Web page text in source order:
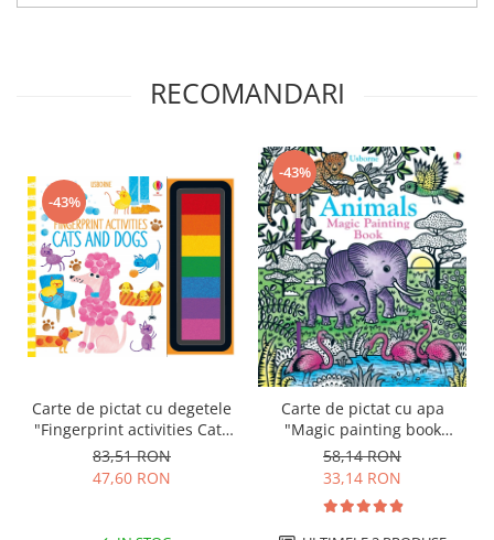
RECOMANDARI
-43%
Carte de pictat cu degetele
"Fingerprint activities Cats
and dogs", Usborne
83,51 RON
47,60 RON
-43%
Carte de pictat cu apa
"Magic painting book
Animals", Usborne
58,14 RON
33,14 RON